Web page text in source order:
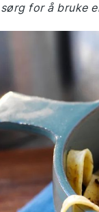
for å bruke